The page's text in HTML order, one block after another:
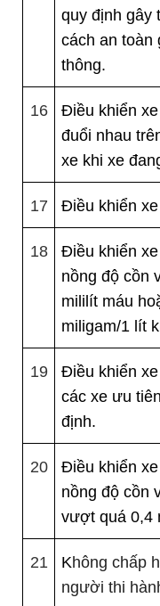
quy định gây
cách an toàn
thông.
16
Điều khiển
đuổi nhau
xe khi xe
17 Điều khiển
18
Điều khiển
nồng độ cồn
mililít máu
miligam/1 lít
19
Điều khiển
các xe ưu
định.
20
Điều khiển
nồng độ cồn
vượt quá 0,4
21 Không chấp
người thi